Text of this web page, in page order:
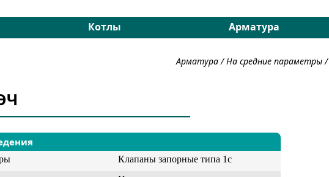
Котлы Арматура
На высокие параметры
Арматура/На средние параметры/
Клапаны запорные типа 1с